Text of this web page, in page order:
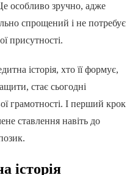
особливо зручно, адже
спрощений і не потребує
присутності.
історія, хто її формує,
стає сьогодні
грамотності. І перший крок
ставлення навіть до
історія